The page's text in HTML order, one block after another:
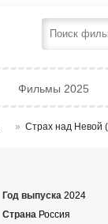
Фильмы 2025
» Страх над Невой
Год выпуска 2024
Страна Россия